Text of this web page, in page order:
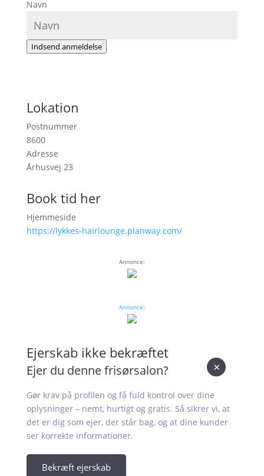
Navn
Indsend anmeldelse
Lokation
Postnummer
8600
Adresse
Århusvej 23
Book tid her
Hjemmeside
https://lykkes-hairlounge.planway.com/
Annonce:
Annonce:
Ejerskab ikke bekræftet
Ejer du denne frisørsalon?
Gør krav på profilen og få fuld kontrol over dine
oplysninger – nemt, hurtigt og gratis. Så sikrer vi, at
det er dig som ejer, der står bag, og at dine kunder
ser korrekte informationer.
Bekræft ejerskab
×